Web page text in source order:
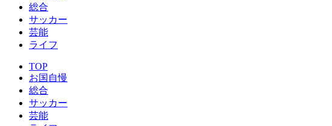
総合
サッカー
芸能
ライフ
TOP
お国自慢
総合
サッカー
芸能